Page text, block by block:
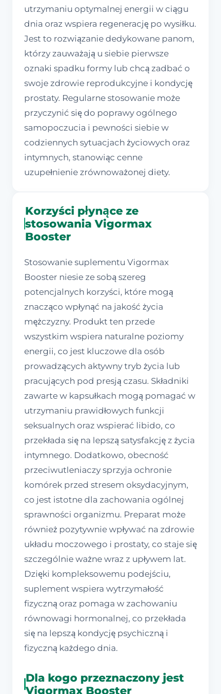
utrzymaniu optymalnej energii w ciągu
dnia oraz wspiera regenerację po wysiłku.
Jest to rozwiązanie dedykowane panom,
którzy zauważają u siebie pierwsze
oznaki spadku formy lub chcą zadbać o
swoje zdrowie reprodukcyjne i kondycję
prostaty. Regularne stosowanie może
przyczynić się do poprawy ogólnego
samopoczucia i pewności siebie w
codziennych sytuacjach życiowych oraz
intymnych, stanowiąc cenne
uzupełnienie zrównoważonej diety.
Korzyści płynące ze
stosowania Vigormax
Booster
Stosowanie suplementu Vigormax
Booster niesie ze sobą szereg
potencjalnych korzyści, które mogą
znacząco wpłynąć na jakość życia
mężczyzny. Produkt ten przede
wszystkim wspiera naturalne poziomy
energii, co jest kluczowe dla osób
prowadzących aktywny tryb życia lub
pracujących pod presją czasu. Składniki
zawarte w kapsułkach mogą pomagać w
utrzymaniu prawidłowych funkcji
seksualnych oraz wspierać libido, co
przekłada się na lepszą satysfakcję z życia
intymnego. Dodatkowo, obecność
przeciwutleniaczy sprzyja ochronie
komórek przed stresem oksydacyjnym,
co jest istotne dla zachowania ogólnej
sprawności organizmu. Preparat może
również pozytywnie wpływać na zdrowie
układu moczowego i prostaty, co staje się
szczególnie ważne wraz z upływem lat.
Dzięki kompleksowemu podejściu,
suplement wspiera wytrzymałość
fizyczną oraz pomaga w zachowaniu
równowagi hormonalnej, co przekłada
się na lepszą kondycję psychiczną i
fizyczną każdego dnia.
Dla kogo przeznaczony jest
Vigormax Booster